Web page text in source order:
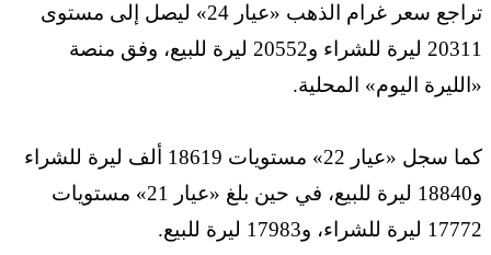
تراجع سعر غرام الذهب «عيار 24» ليصل إلى مستوى
20311 ليرة للشراء و20552 ليرة للبيع، وفق منصة
«الليرة اليوم» المحلية.
كما سجل «عيار 22» مستويات 18619 ألف ليرة للشراء
و18840 ليرة للبيع، في حين بلغ «عيار 21» مستويات
17772 ليرة للشراء، و17983 ليرة للبيع.